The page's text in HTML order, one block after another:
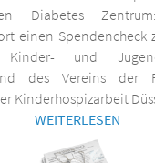
Diabetes
einen Spendencheck
Kinder- und
des Vereins der
Kinderhospizarbeit
WEITERLESEN